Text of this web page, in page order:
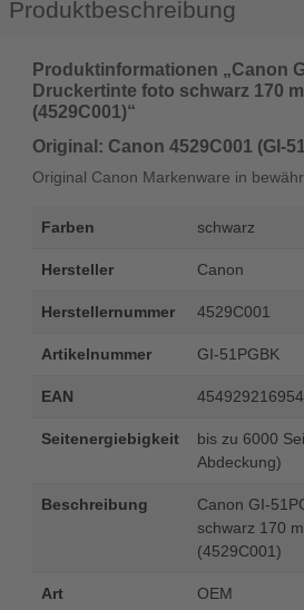
Produktbeschreibung
Produktinformationen „Canon
Druckertinte foto schwarz 170
(4529C001)“
Original: Canon 4529C001 (GI-
Original Canon Markenware in
Farben schwarz
Hersteller Canon
Herstellernummer 4529C001
Artikelnummer GI-51PGBK
EAN
Seitenergiebigkeit
bis zu 6000
Abdeckung)
Beschreibung
Canon GI-
schwarz 170
(4529C001)
Art OEM